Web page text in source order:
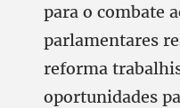
para o combate
parlamentares
reforma
oportunidades